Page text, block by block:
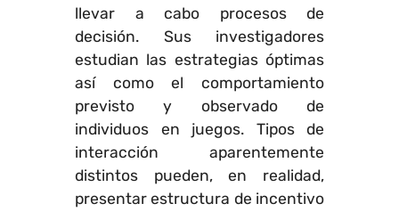
llevar a cabo procesos de
decisión. Sus investigadores
estudian las estrategias óptimas
así como el comportamiento
previsto y observado de
individuos en juegos. Tipos de
interacción aparentemente
distintos pueden, en realidad,
presentar estructura de incentivo